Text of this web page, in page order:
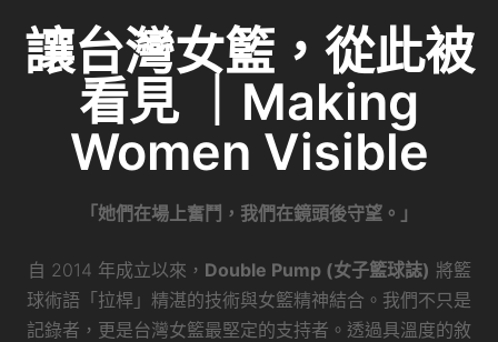
讓台灣女籃，從此被
看見 ｜Making
Women Visible
「她們在場上奮鬥，我們在鏡頭後守望。」
自 2014 年成立以來， Double Pump (女子籃球誌) 將籃
球術語「拉桿」精湛的技術與女籃精神結合。我們不只是
記錄者，更是台灣女籃最堅定的支持者。透過具溫度的敘